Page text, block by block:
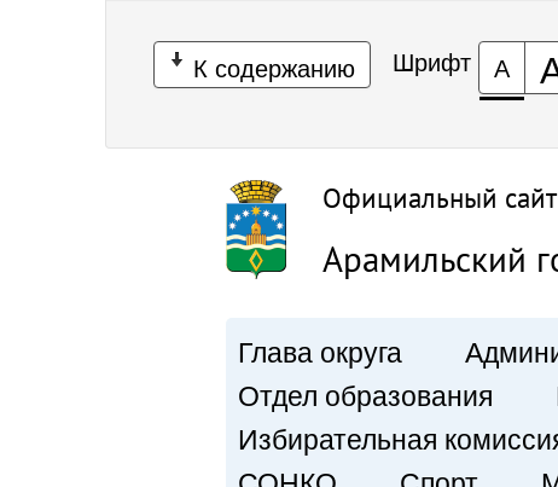
К содержанию Шрифт А
Официальный сайт
Арамильский
Глава округа
Отдел образования
Избирательная